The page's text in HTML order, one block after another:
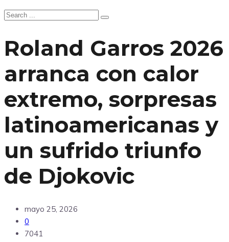
Roland Garros 2026
arranca con calor
extremo, sorpresas
latinoamericanas y
un sufrido triunfo
de Djokovic
mayo 25, 2026
0
7041